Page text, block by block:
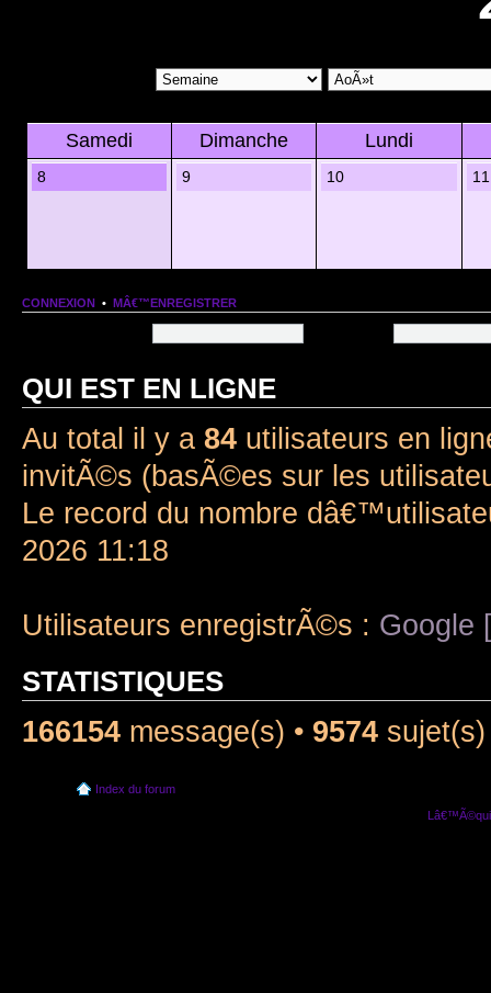
Samedi Dimanche Lundi
8 9 10 11
CONNEXION • MÂ€™ENREGISTRER
QUI EST EN LIGNE
Au total il y a 84 utilisateurs en
invitÃ©s (basÃ©es sur les
Le record du nombre
2026 11:18
Utilisateurs enregistrÃ©s : Google
STATISTIQUES
166154 message(s) • 9574
Index du forum